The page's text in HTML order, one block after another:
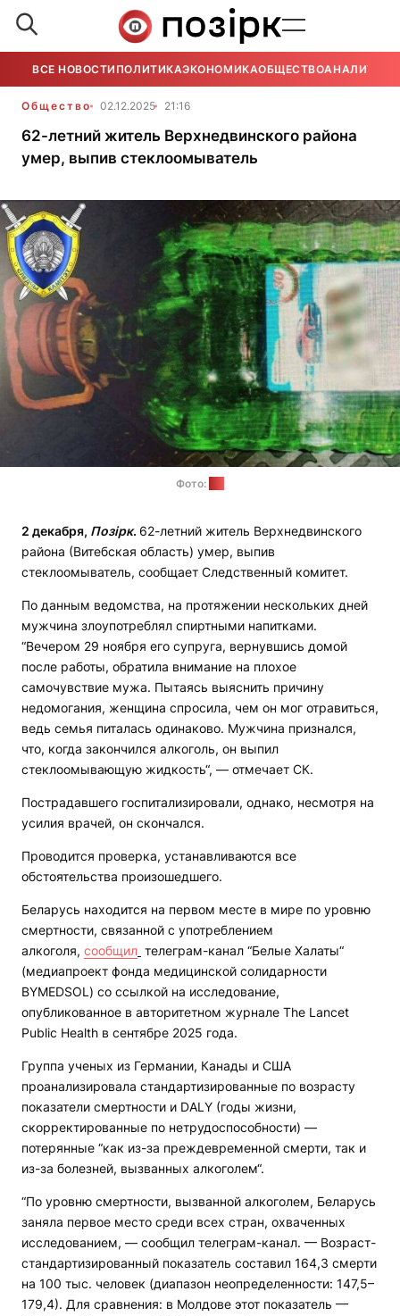
ВСЕ НОВОСТИ ПОЛИТИКАЭКОНОМИКАОБЩЕСТВОАНАЛИТИКА
Общество 02.12.2025 21:16
62-летний житель Верхнедвинского района
умер, выпив стеклоомыватель
Фото:
2 декабря, Позірк. 62-летний житель Верхнедвинского
района (Витебская область) умер, выпив
стеклоомыватель, сообщает Следственный комитет.
По данным ведомства, на протяжении нескольких дней
мужчина злоупотреблял спиртными напитками.
“Вечером 29 ноября его супруга, вернувшись домой
после работы, обратила внимание на плохое
самочувствие мужа. Пытаясь выяснить причину
недомогания, женщина спросила, чем он мог отравиться,
ведь семья питалась одинаково. Мужчина признался,
что, когда закончился алкоголь, он выпил
стеклоомывающую жидкость“, — отмечает СК.
Пострадавшего госпитализировали, однако, несмотря на
усилия врачей, он скончался.
Проводится проверка, устанавливаются все
обстоятельства произошедшего.
Беларусь находится на первом месте в мире по уровню
смертности, связанной с употреблением
алкоголя, сообщил телеграм-канал “Белые Халаты“
(медиапроект фонда медицинской солидарности
BYMEDSOL) со ссылкой на исследование,
опубликованное в авторитетном журнале The Lancet
Public Health в сентябре 2025 года.
Группа ученых из Германии, Канады и США
проанализировала стандартизированные по возрасту
показатели смертности и DALY (годы жизни,
скорректированные по нетрудоспособности) —
потерянные “как из-за преждевременной смерти, так и
из-за болезней, вызванных алкоголем“.
“По уровню смертности, вызванной алкоголем, Беларусь
заняла первое место среди всех стран, охваченных
исследованием, — сообщил телеграм-канал. — Возраст-
стандартизированный показатель составил 164,3 смерти
на 100 тыс. человек (диапазон неопределенности: 147,5–
179,4). Для сравнения: в Молдове этот показатель —